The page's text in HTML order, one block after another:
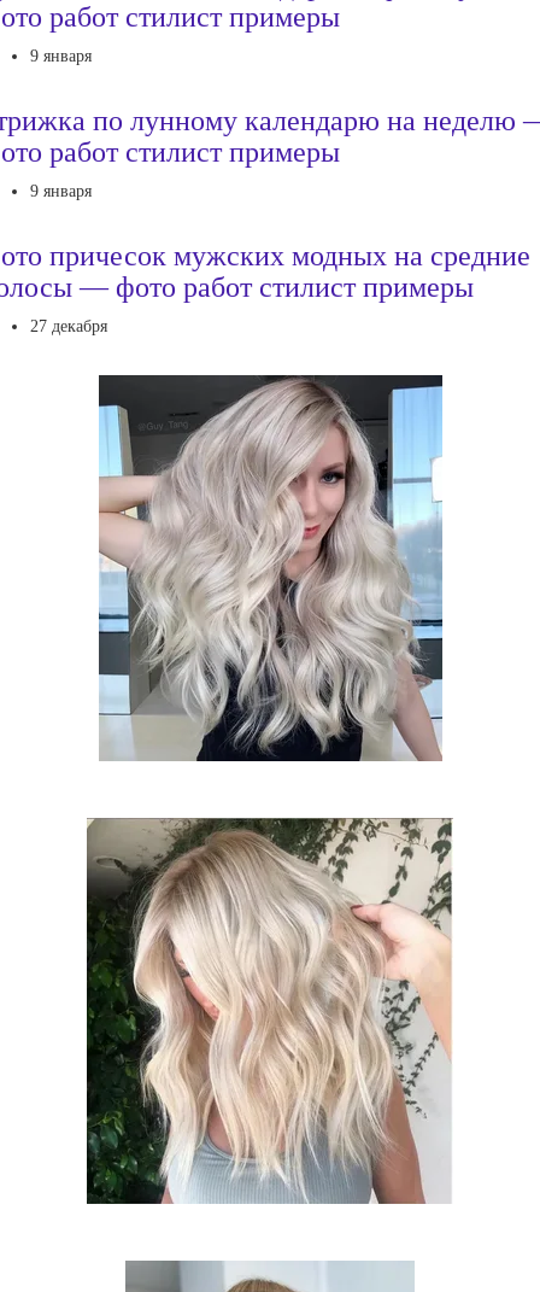
работ стилист примеры
9 января
по лунному календарю на неделю
работ стилист примеры
9 января
причесок мужских модных на средние
— фото работ стилист примеры
27 декабря